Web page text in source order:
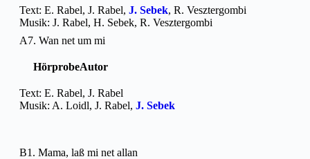
Text: E. Rabel, J. Rabel, J. Sebek, R. Vesztergombi
Musik: J. Rabel, H. Sebek, R. Vesztergombi
A7. Wan net um mi
HörprobeAutor
Text: E. Rabel, J. Rabel
Musik: A. Loidl, J. Rabel, J. Sebek
B1. Mama, laß mi net allan